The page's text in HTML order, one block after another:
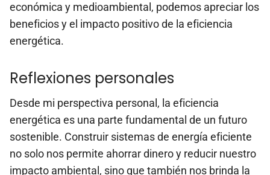
económica y medioambiental, podemos apreciar los
beneficios y el impacto positivo de la eficiencia
energética.
Reflexiones personales
Desde mi perspectiva personal, la eficiencia
energética es una parte fundamental de un futuro
sostenible. Construir sistemas de energía eficiente
no solo nos permite ahorrar dinero y reducir nuestro
impacto ambiental, sino que también nos brinda la